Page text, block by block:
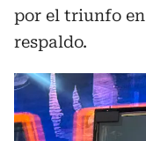
por el triunfo
respaldo.